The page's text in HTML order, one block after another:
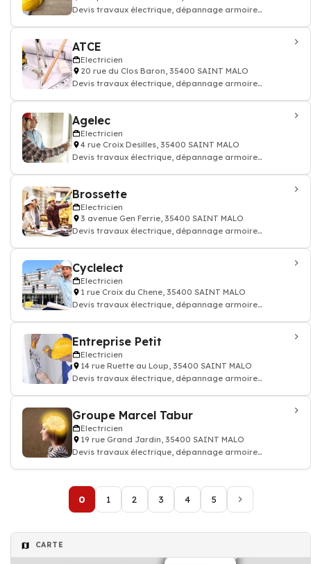
Devis travaux électrique, dépannage armoire
ATCE
Electricien
20 rue du Clos Baron, 35400 SAINT MALO
Devis travaux électrique, dépannage armoire
Agelec
Electricien
4 rue Croix Desilles, 35400 SAINT MALO
Devis travaux électrique, dépannage armoire
Brossette
Electricien
3 avenue Gen Ferrie, 35400 SAINT MALO
Devis travaux électrique, dépannage armoire
Cyclelect
Electricien
1 rue Croix du Chene, 35400 SAINT MALO
Devis travaux électrique, dépannage armoire
Entreprise Petit
Electricien
14 rue Ruette au Loup, 35400 SAINT MALO
Devis travaux électrique, dépannage armoire
Groupe Marcel Tabur
Electricien
19 rue Grand Jardin, 35400 SAINT MALO
Devis travaux électrique, dépannage armoire
0 1 2 3 4 5
CARTE